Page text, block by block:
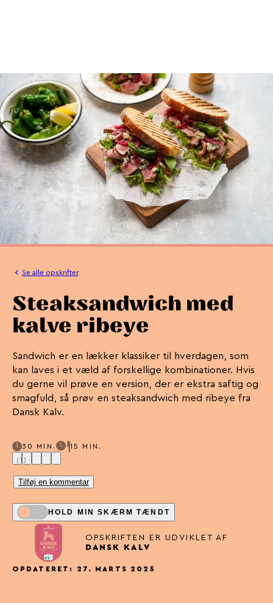
Se alle opskrifter
Steaksandwich med
kalve ribeye
Sandwich er en lækker klassiker til hverdagen, som
kan laves i et væld af forskellige kombinationer. Hvis
du gerne vil prøve en version, der er ekstra saftig og
smagfuld, så prøv en steaksandwich med ribeye fra
Dansk Kalv.
30 MIN.
15 MIN.
(1)
Tilføj en kommentar
HOLD MIN SKÆRM TÆNDT
OPSKRIFTEN ER UDVIKLET AF
DANSK KALV
OPDATERET: 27. MARTS 2025